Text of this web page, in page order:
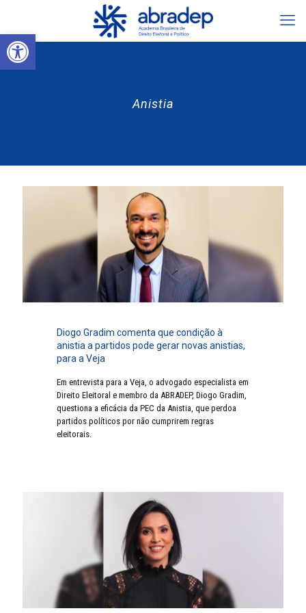
Abrir a barra de ferramentas
Anistia
Diogo Gradim comenta que condição à
anistia a partidos pode gerar novas anistias,
para a Veja
Em entrevista para a Veja, o advogado especialista em
Direito Eleitoral e membro da ABRADEP, Diogo Gradim,
questiona a eficácia da PEC da Anistia, que perdoa
partidos políticos por não cumprirem regras
eleitorais.